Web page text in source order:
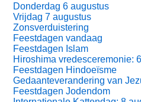
Donderdag 6 augustus
Vrijdag 7 augustus
Zonsverduistering
Feestdagen vandaag
Feestdagen Islam
Hiroshima vredesceremonie:
Feestdagen Hindoeïsme
Gedaanteverandering van
Feestdagen Jodendom